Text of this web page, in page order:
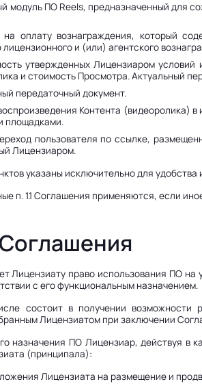
модуль ПО Reels, предназначенный для
оплату вознаграждения, который
и (или) агентского
утвержденных Лицензиаром
и стоимость Просмотра. Актуальный
передаточный документ.
Контента (видеоролика)
площадками.
пользователя по ссылке,
Лицензиаром.
указаны исключительно для
п. 1.1 Соглашения применяются, если
Лицензиату право использования ПО
с его функциональным назначением.
состоит в получении возможности
Лицензиатом при заключении
назначения ПО Лицензиар, действуя в
(принципала):
Лицензиата на размещение и